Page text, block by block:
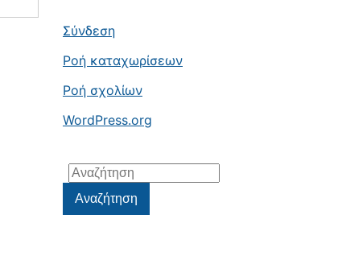
Σύνδεση
Ροή καταχωρίσεων
Ροή σχολίων
WordPress.org
Αναζήτηση
για:Αναζήτηση